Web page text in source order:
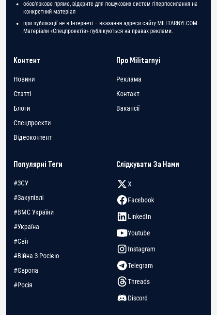
обов'язкове пряме, відкрите для пошукових систем гіперпосилання на
конкретний матеріал
при публікації не в Інтернеті – вказання адреси сайту MILITARNYI.COM.
Матеріали «Спецпроектів» публікуються на правах реклами.
Контент
Новини
Статті
Блоги
Спецпроекти
Відеоконтент
Про Militarnyi
Реклама
Контакт
Вакансії
Популярні Теги
#ЗСУ
#Закупівлі
#ВМС України
#Україна
#Світ
#Війна З Росією
#Європа
#Росія
Слідкувати За Нами
X
Facebook
LinkedIn
Youtube
Instagram
Telegram
Threads
Discord